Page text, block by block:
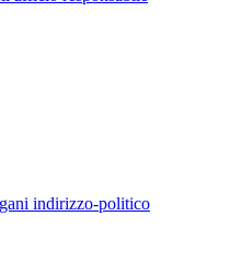
indirizzo-politico